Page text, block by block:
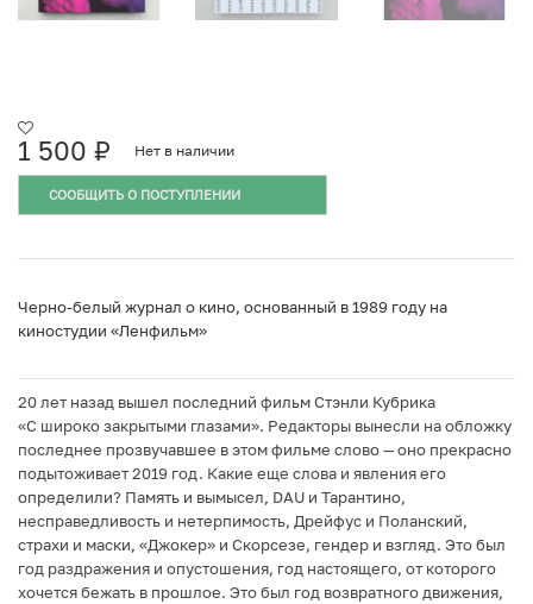
1 500 ₽ Нет в наличии
СООБЩИТЬ О ПОСТУПЛЕНИИ
Черно-белый журнал о кино, основанный в 1989 году на
киностудии «Ленфильм»
20 лет назад вышел последний фильм Стэнли Кубрика
«С широко закрытыми глазами». Редакторы вынесли на обложку
последнее прозвучавшее в этом фильме слово — оно прекрасно
подытоживает 2019 год. Какие еще слова и явления его
определили? Память и вымысел, DAU и Тарантино,
несправедливость и нетерпимость, Дрейфус и Поланский,
страхи и маски, «Джокер» и Скорсезе, гендер и взгляд. Это был
год раздражения и опустошения, год настоящего, от которого
хочется бежать в прошлое. Это был год возвратного движения,